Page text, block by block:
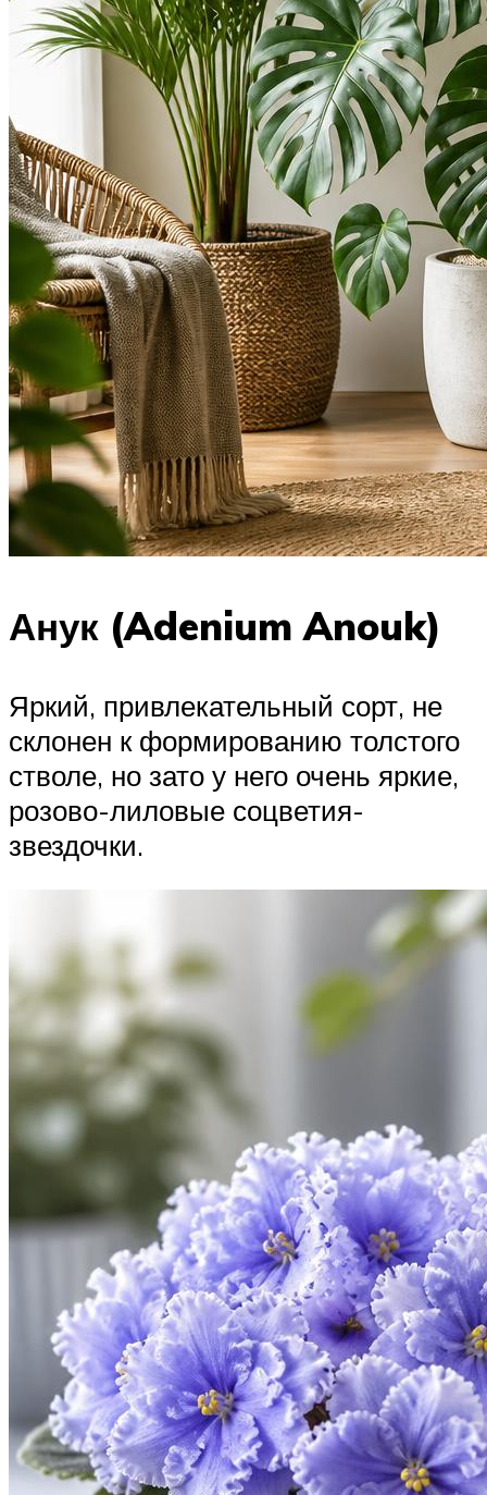
Анук (Adenium Anouk)
Яркий, привлекательный сорт, не
склонен к формированию толстого
стволе, но зато у него очень яркие,
розово-лиловые соцветия-
звездочки.